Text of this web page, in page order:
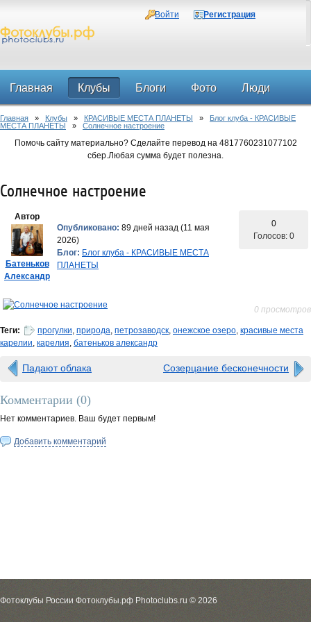
Войти Регистрация
Главная Клубы Блоги Фото Люди
Форум
Главная » Клубы » КРАСИВЫЕ МЕСТА ПЛАНЕТЫ » Блог клуба - КРАСИВЫЕ
МЕСТА ПЛАНЕТЫ » Солнечное настроение
Помочь сайту материально? Сделайте перевод на 4817760231077102
сбер.Любая сумма будет полезна.
Солнечное настроение
Автор
Батеньков
Александр
Опубликовано: 89 дней назад (11 мая
2026)
Блог: Блог клуба - КРАСИВЫЕ МЕСТА
ПЛАНЕТЫ
0
Голосов: 0
0 просмотров
Теги: прогулки, природа, петрозаводск, онежское озеро, красивые места
карелии, карелия, батеньков александр
Падают облака Созерцание бесконечности
Комментарии (0)
Нет комментариев. Ваш будет первым!
Добавить комментарий
Фотоклубы России Фотоклубы.рф Photoclubs.ru © 2026